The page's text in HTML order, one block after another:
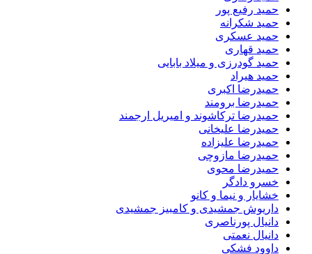
حمید رفیع پور
حمید شکرانه
حمید عسکری
حمید قهاری
حمید گودرزی و میلاد بابایی
حمید هیراد
حمیدرضا اکبری
حمیدرضا برومند
حمیدرضا ترکاشوند و امیریل ارجمند
حمیدرضا علیخانی
حمیدرضا علیزاده
حمیدرضا مازوچی
حمیدرضا محوی
خسرو دادگر
خشایار و نیما و کانو
داریوش جمشیدی و کامبیز جمشیدی
دانیال پورناصری
دانیال نعمتی
داوود فشکی